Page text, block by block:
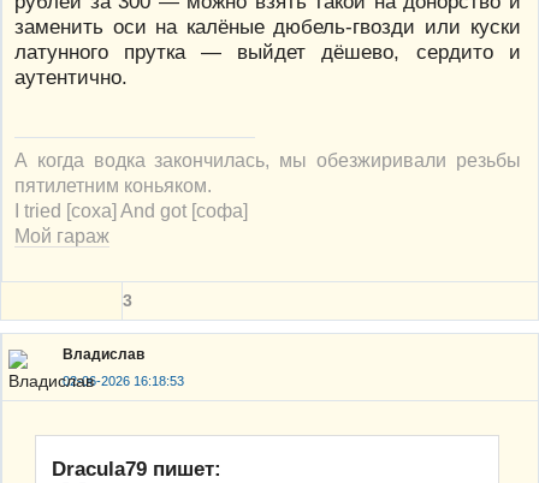
заменить оси на калёные дюбель-гвозди или куски
латунного прутка — выйдет дёшево, сердито и
аутентично.
А когда водка закончилась, мы обезжиривали резьбы
пятилетним коньяком.
I tried [соха] And got [софа]
Мой гараж
3
Владислав
02-06-2026 16:18:53
Dracula79 пишет: